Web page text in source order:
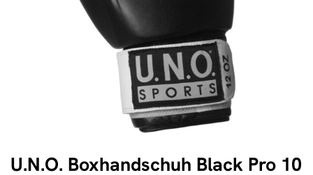
U.N.O. Boxhandschuh Black Pro 10